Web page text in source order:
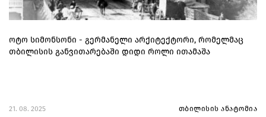
ოტო სიმონსონი - გერმანელი არქიტექტორი, რომელმაც
თბილისის განვითარებაში დიდი როლი ითამაშა
21. 08. 2025 თბილისის ანატომია